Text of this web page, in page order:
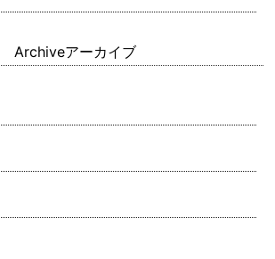
Archiveアーカイブ